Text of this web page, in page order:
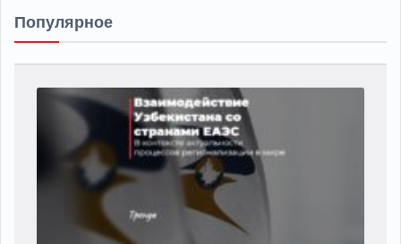
Популярное